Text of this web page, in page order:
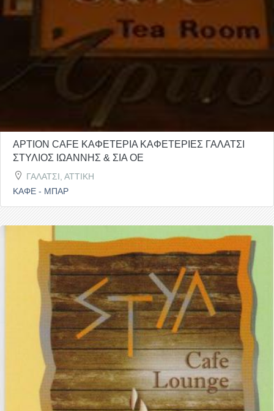
ΑΡΤΙΟΝ CAFE ΚΑΦΕΤΕΡΙΑ ΚΑΦΕΤΕΡΙΕΣ ΓΑΛΑΤΣΙ
ΣΤΥΛΙΟΣ ΙΩΑΝΝΗΣ & ΣΙΑ ΟΕ
ΓΑΛΑΤΣΙ, ΑΤΤΙΚΗ
ΚΑΦΕ - ΜΠΑΡ